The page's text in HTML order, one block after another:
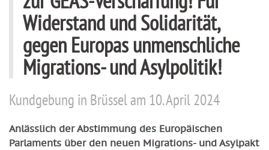
Widerstand und Solidarität,
gegen Europas unmenschliche
Migrations- und Asylpolitik!
Kundgebung in Brüssel am 10. April 2024
Anlässlich der Abstimmung des Europäischen
Parlaments über den neuen Migrations- und Asylpakt